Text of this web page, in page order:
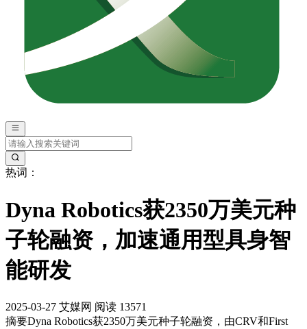
热词：
Dyna Robotics获2350万美元种
子轮融资，加速通用型具身智
能研发
2025-03-27 艾媒网 阅读 13571
摘要Dyna Robotics获2350万美元种子轮融资，由CRV和First